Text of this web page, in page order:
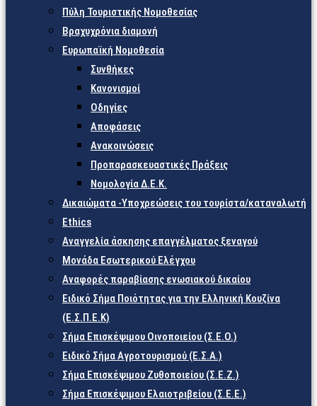
Πύλη Τουριστικής Νομοθεσίας
Βραχυχρόνια διαμονή
Ευρωπαϊκή Νομοθεσία
Συνθήκες
Κανονισμοί
Οδηγίες
Αποφάσεις
Ανακοινώσεις
Προπαρασκευαστικές Πράξεις
Νομολογία Δ.Ε.Κ.
Δικαιώματα -Υποχρεώσεις του τουρίστα/καταναλωτή
Ethics
Αναγγελία άσκησης επαγγέλματος ξεναγού
Μονάδα Εσωτερικού Ελέγχου
Αναφορές παραβίασης ενωσιακού δικαίου
Ειδικό Σήμα Ποιότητας για την Ελληνική Κουζίνα
(Ε.Σ.Π.Ε.Κ)
Σήμα Επισκέψιμου Οινοποιείου (Σ.Ε.Ο.)
Ειδικό Σήμα Αγροτουρισμού (Ε.Σ.Α.)
Σήμα Επισκέψιμου Ζυθοποιείου (Σ.Ε.Ζ.)
Σήμα Επισκέψιμου Ελαιοτριβείου (Σ.Ε.Ε.)